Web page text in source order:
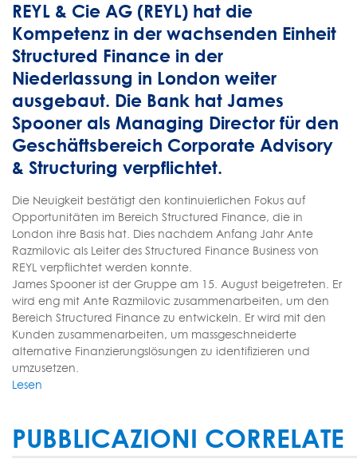
REYL & Cie AG (REYL) hat die
Kompetenz in der wachsenden Einheit
Structured Finance in der
Niederlassung in London weiter
ausgebaut. Die Bank hat James
Spooner als Managing Director für den
Geschäftsbereich Corporate Advisory
& Structuring verpflichtet.
Die Neuigkeit bestätigt den kontinuierlichen Fokus auf
Opportunitäten im Bereich Structured Finance, die in
London ihre Basis hat. Dies nachdem Anfang Jahr Ante
Razmilovic als Leiter des Structured Finance Business von
REYL verpflichtet werden konnte.
James Spooner ist der Gruppe am 15. August beigetreten. Er
wird eng mit Ante Razmilovic zusammenarbeiten, um den
Bereich Structured Finance zu entwickeln. Er wird mit den
Kunden zusammenarbeiten, um massgeschneiderte
alternative Finanzierungslösungen zu identifizieren und
umzusetzen.
Lesen
PUBBLICAZIONI CORRELATE